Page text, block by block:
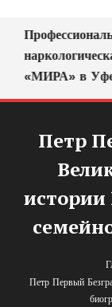
«МИРА» в Уфе
Петр
истории
Петр Первый